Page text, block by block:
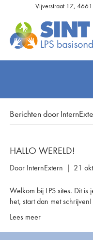
Vijverstraat 17,
Berichten door
HALLO WERELD!
Door InternExtern | 21
Welkom bij LPS sites. Dit
het, start dan met schrijven!
Lees meer